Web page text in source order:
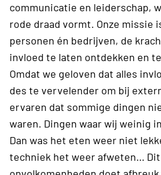
communicatie en leiderschap,
rode draad vormt. Onze missie
personen én bedrijven, de
invloed te laten ontdekken en
Omdat we geloven dat alles
des te vervelender om bij
ervaren dat sommige dingen
waren. Dingen waar wij weinig
Dan was het eten weer niet
techniek het weer afweten…